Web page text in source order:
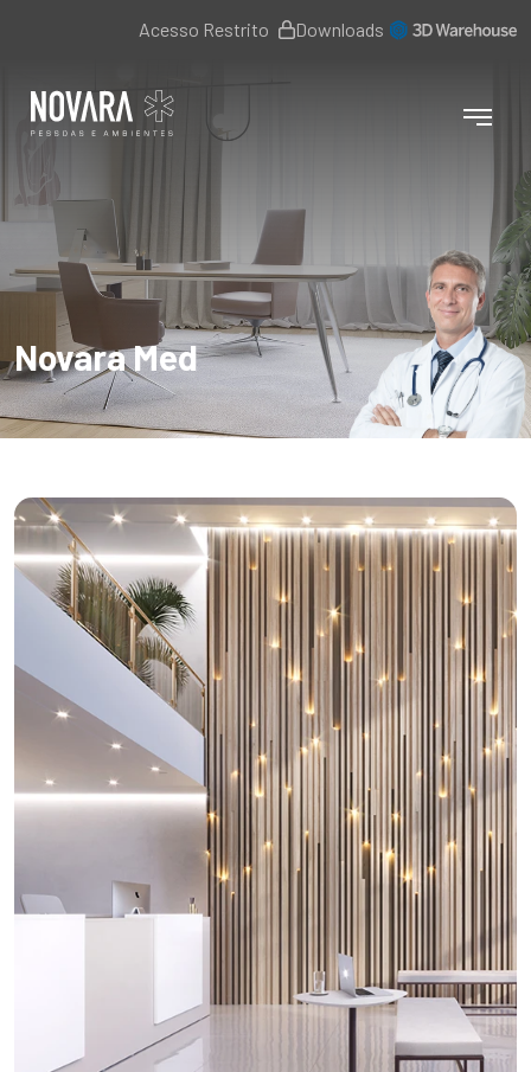
Acesso Restrito Downloads
Novara Med